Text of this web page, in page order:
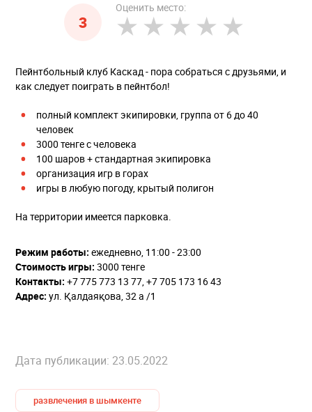
3
Оценить место:
Пейнтбольный клуб Каскад - пора собраться с друзьями, и
как следует поиграть в пейнтбол!
полный комплект экипировки, группа от 6 до 40
человек
3000 тенге с человека
100 шаров + стандартная экипировка
организация игр в горах
игры в любую погоду, крытый полигон
На территории имеется парковка.
Режим работы: ежедневно, 11:00 - 23:00
Стоимость игры: 3000 тенге
Контакты: +7 775 773 13 77, +7 705 173 16 43
Адрес: ул. Қалдаяқова, 32 а /1
Дата публикации: 23.05.2022
развлечения в шымкенте